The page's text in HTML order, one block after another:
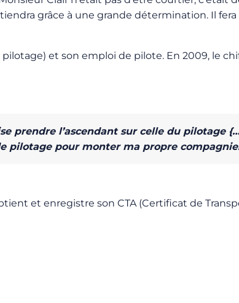
grâce à une grande détermination. Il
et son emploi de pilote. En 2009, le
prendre l’ascendant sur celle du pilotage
pilotage pour monter ma propre
et enregistre son CTA (Certificat de